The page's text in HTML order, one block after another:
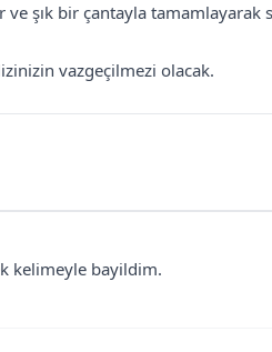
şık bir çantayla tamamlayarak
vazgeçilmezi olacak.
kelimeyle bayildim.